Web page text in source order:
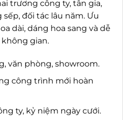
trương công ty, tân gia,
đối tác lâu năm. Ưu
dài, dáng hoa sang và dễ
gian.
văn phòng, showroom.
công trình mới hoàn
ty, kỷ niệm ngày cưới.